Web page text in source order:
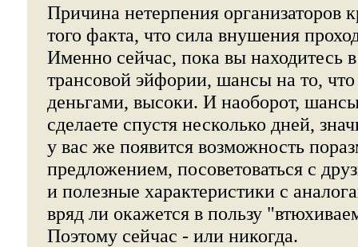
Причина нетерпения организаторов
того факта, что сила внушения
Именно сейчас, пока вы находитесь
трансовой эйфории, шансы на то, что
деньгами, высоки. И наоборот,
сделаете спустя несколько дней,
у вас же появится возможность
предложением, посоветоваться с
и полезные характеристики с
вряд ли окажется в пользу
Поэтому сейчас - или никогда.